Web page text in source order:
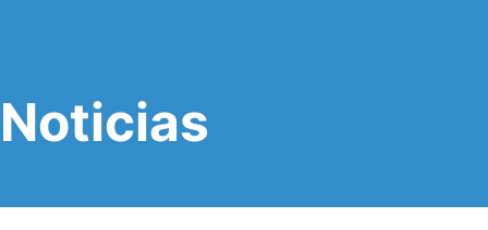
Noticias